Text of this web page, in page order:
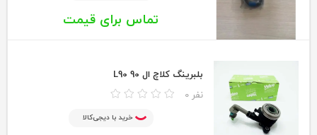
تماس برای قیمت
بلبرینگ کلاچ ال 90 L90
0 نفر
خرید با دیجی‌کالا